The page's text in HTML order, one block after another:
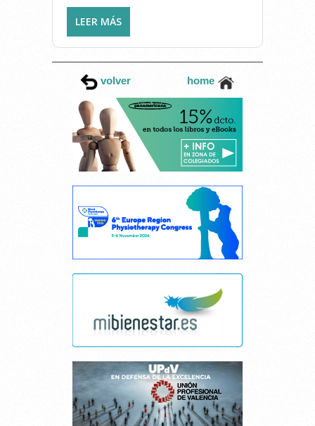
LEER MÁS
CONVENIO DE
COLABORACIÓN CON
GESTIÓN DE LA CALIDAD
volver home